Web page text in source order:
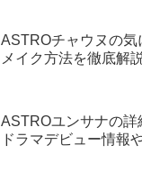
ASTROチャウヌの気
メイク方法を徹底解説
ASTROユンサナの詳
ドラマデビュー情報